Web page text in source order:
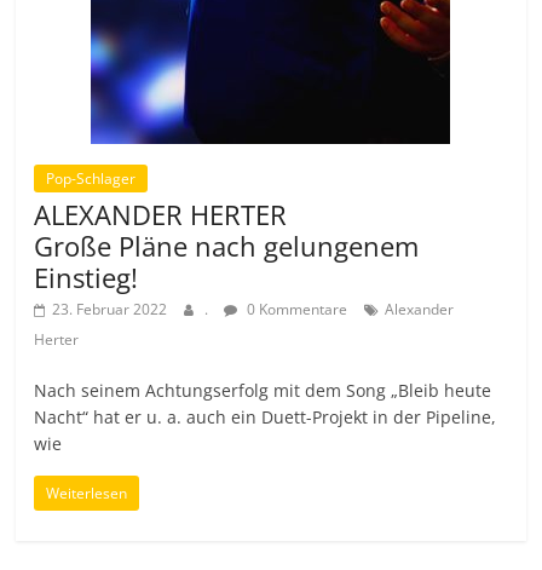
Pop-Schlager
ALEXANDER HERTER
Große Pläne nach gelungenem
Einstieg!
23. Februar 2022 . 0 Kommentare
Alexander
Herter
Nach seinem Achtungserfolg mit dem Song „Bleib heute
Nacht“ hat er u. a. auch ein Duett-Projekt in der Pipeline,
wie
Weiterlesen